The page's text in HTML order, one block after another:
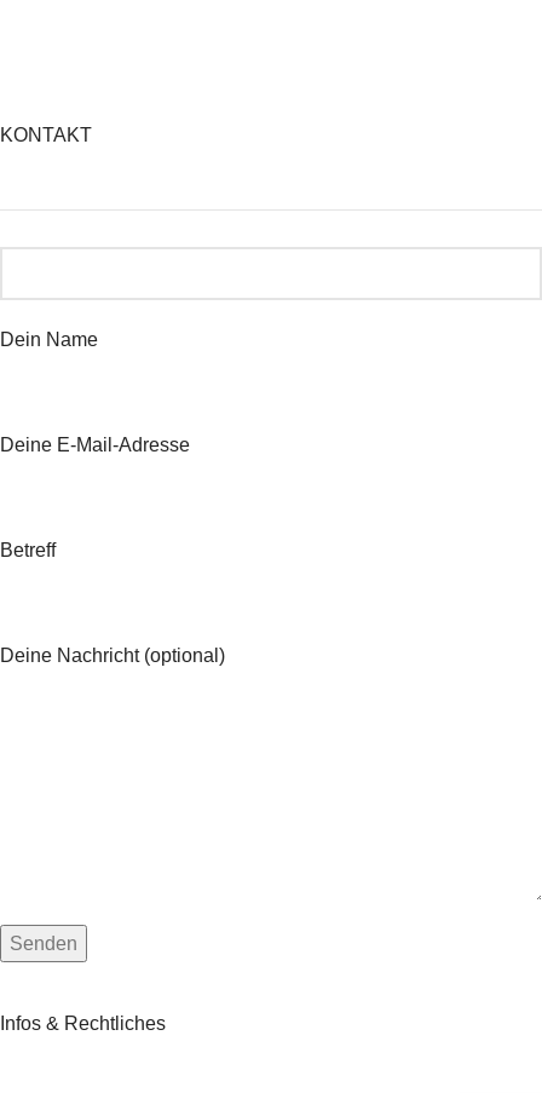
KONTAKT
Dein Name
Deine E-Mail-Adresse
Betreff
Deine Nachricht (optional)
Infos & Rechtliches